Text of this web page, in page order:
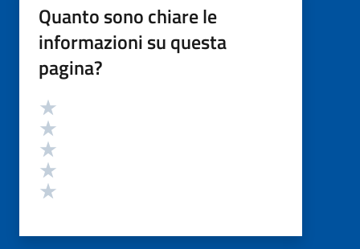
Quanto sono chiare le
informazioni su questa
pagina?
Valutazione